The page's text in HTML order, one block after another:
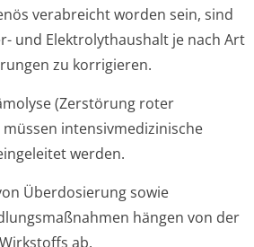
verabreicht worden sein, sind
und Elektrolythaushalt je nach Art
zu korrigieren.
(Zerstörung roter
intensivmedizi­nische
werden.
Überdosierung sowie
hängen von der
ab.